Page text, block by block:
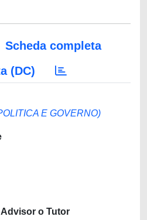
Scheda completa
(DC)
E GOVERNO)
o Tutor